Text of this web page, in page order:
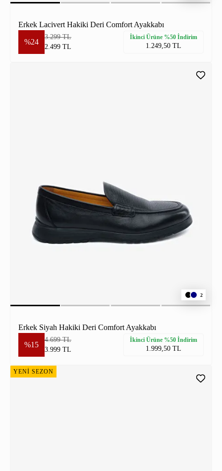
Erkek Lacivert Hakiki Deri Comfort Ayakkabı
%24
3.299 TL
2.499 TL
İkinci Ürüne %50 İndirim
1.249,50 TL
2
Erkek Siyah Hakiki Deri Comfort Ayakkabı
%15
4.699 TL
3.999 TL
İkinci Ürüne %50 İndirim
1.999,50 TL
YENİ SEZON